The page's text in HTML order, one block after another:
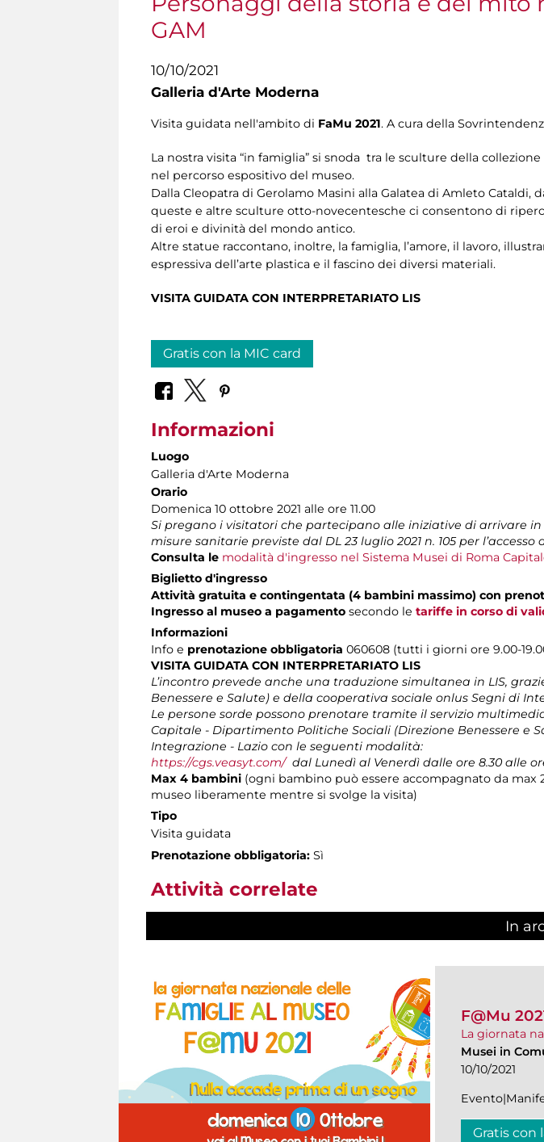
GAM
10/10/2021
Galleria d'Arte Moderna
Visita guidata nell'ambito di FaMu 2021. A cura della
La nostra visita “in famiglia” si snoda tra le sculture della
nel percorso espositivo del museo.
Dalla Cleopatra di Gerolamo Masini alla Galatea di Amleto
queste e altre sculture otto-novecentesche ci consentono di
di eroi e divinità del mondo antico.
Altre statue raccontano, inoltre, la famiglia, l’amore, il lavoro,
espressiva dell’arte plastica e il fascino dei diversi materiali.
VISITA GUIDATA CON INTERPRETARIATO LIS
Gratis con la MIC card
Informazioni
Luogo
Galleria d'Arte Moderna
Orario
Domenica 10 ottobre 2021 alle ore 11.00
Si pregano i visitatori che partecipano alle iniziative di arrivare
misure sanitarie previste dal DL 23 luglio 2021 n. 105 per
Consulta le modalità d'ingresso nel Sistema Musei di Roma
Biglietto d'ingresso
Attività gratuita e contingentata (4 bambini massimo) con
Ingresso al museo a pagamento secondo le tariffe in corso di
Informazioni
Info e prenotazione obbligatoria 060608 (tutti i giorni ore 9.00-
VISITA GUIDATA CON INTERPRETARIATO LIS
L’incontro prevede anche una traduzione simultanea in LIS,
Benessere e Salute) e della cooperativa sociale onlus Segni di
Le persone sorde possono prenotare tramite il servizio
Capitale - Dipartimento Politiche Sociali (Direzione Benessere e
Integrazione - Lazio con le seguenti modalità:
https://cgs.veasyt.com/ dal Lunedì al Venerdì dalle ore 8.30 alle
Max 4 bambini (ogni bambino può essere accompagnato da max
museo liberamente mentre si svolge la visita)
Tipo
Visita guidata
Prenotazione obbligatoria: Sì
Attività correlate
In
F@Mu
La giornata
Musei in
10/10/2021
Gratis con